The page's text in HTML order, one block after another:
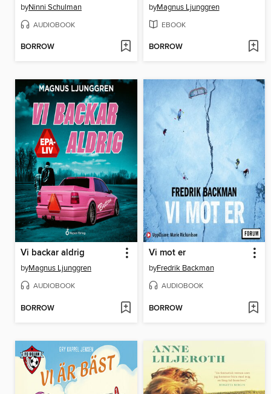
byNinni Schulman
AUDIOBOOK
BORROW
byMagnus Ljunggren
EBOOK
BORROW
Vi backar aldrig
byMagnus Ljunggren
AUDIOBOOK
BORROW
Vi mot er
byFredrik Backman
AUDIOBOOK
BORROW